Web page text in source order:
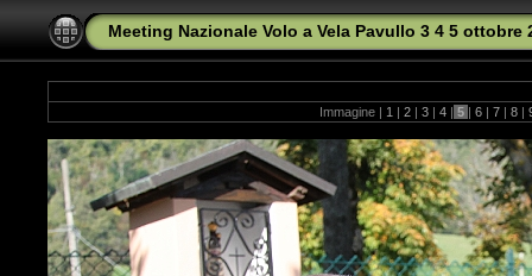
Meeting Nazionale Volo a Vela Pavullo 3 4 5 ottobre
Immagine | 1 | 2 | 3 | 4 | 5 | 6 | 7 | 8 |